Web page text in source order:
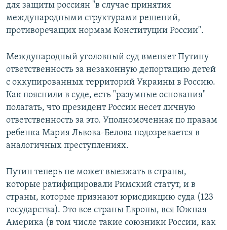
для защиты россиян "в случае принятия
международными структурами решений,
противоречащих нормам Конституции России".
Международный уголовный суд вменяет Путину
ответственность за незаконную депортацию детей
с оккупированных территорий Украины в Россию.
Как пояснили в суде, есть "разумные основания"
полагать, что президент России несет личную
ответственность за это. Уполномоченная по правам
ребенка Мария Львова-Белова подозревается в
аналогичных преступлениях.
Путин теперь не может выезжать в страны,
которые ратифицировали Римский статут, и в
страны, которые признают юрисдикцию суда (123
государства). Это все страны Европы, вся Южная
Америка (в том числе такие союзники России, как